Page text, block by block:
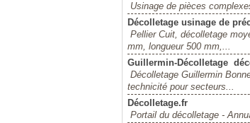
Usinage de pièces
Décolletage usinage de
Pellier Cuit, décolletage
mm, longueur 500 mm,...
Guillermin-Décolletage 
Décolletage Guillermin
technicité pour secteurs...
Décolletage.fr
Portail du décolletage -